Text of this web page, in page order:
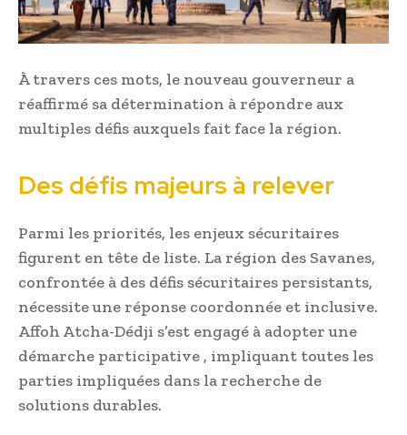
À travers ces mots, le nouveau gouverneur a
réaffirmé sa détermination à répondre aux
multiples défis auxquels fait face la région.
Des défis majeurs à relever
Parmi les priorités, les enjeux sécuritaires
figurent en tête de liste. La région des Savanes,
confrontée à des défis sécuritaires persistants,
nécessite une réponse coordonnée et inclusive.
Affoh Atcha-Dédji s’est engagé à adopter une
démarche participative , impliquant toutes les
parties impliquées dans la recherche de
solutions durables.